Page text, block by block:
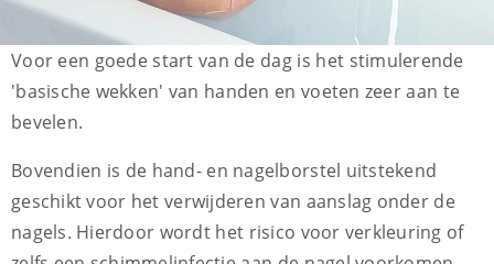
Voor een goede start van de dag is het stimulerende
'basische wekken' van handen en voeten zeer aan te
bevelen.
Bovendien is de hand- en nagelborstel uitstekend
geschikt voor het verwijderen van aanslag onder de
nagels. Hierdoor wordt het risico voor verkleuring of